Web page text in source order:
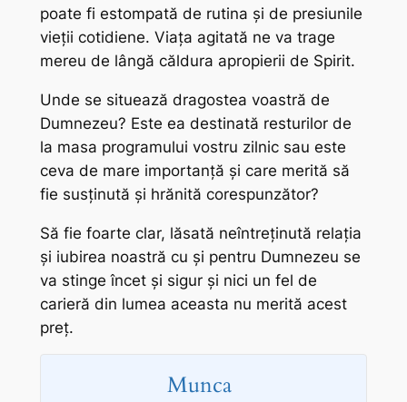
poate fi estompată de rutina și de presiunile
vieții cotidiene. Viața agitată ne va trage
mereu de lângă căldura apropierii de Spirit.
Unde se situează dragostea voastră de
Dumnezeu? Este ea destinată resturilor de
la masa programului vostru zilnic sau este
ceva de mare importanță și care merită să
fie susținută și hrănită corespunzător?
Să fie foarte clar, lăsată neîntreținută relația
și iubirea noastră cu și pentru Dumnezeu se
va stinge încet și sigur și nici un fel de
carieră din lumea aceasta nu merită acest
preț.
Munca